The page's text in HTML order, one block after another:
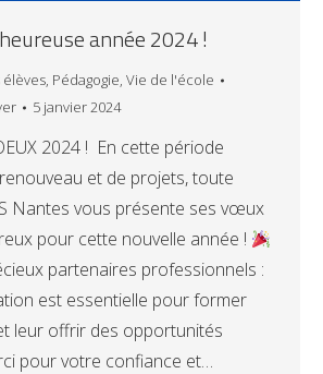
année 2024 !
, Pédagogie, Vie de l'école
5 janvier 2024
2024 ! En cette période
et de projets, toute
Nantes vous présente ses vœux
pour cette nouvelle année !
partenaires professionnels :
est essentielle pour former
leur offrir des opportunités
pour votre confiance et…